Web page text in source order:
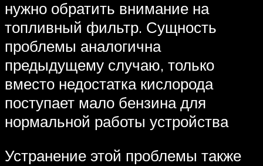
нужно обратить внимание на
топливный фильтр. Сущность
проблемы аналогична
предыдущему случаю, только
вместо недостатка кислорода
поступает мало бензина для
нормальной работы устройства
Устранение этой проблемы также